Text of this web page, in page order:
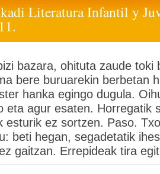
Literatura Infantil y
bazara, ohituta zaude toki
bere buruarekin berbetan
hanka egingo dugula.
eta agur esaten. Horregatik
esturik ez sortzen. Paso.
beti hegan, segadetatik
gaitzan. Errepideak tira